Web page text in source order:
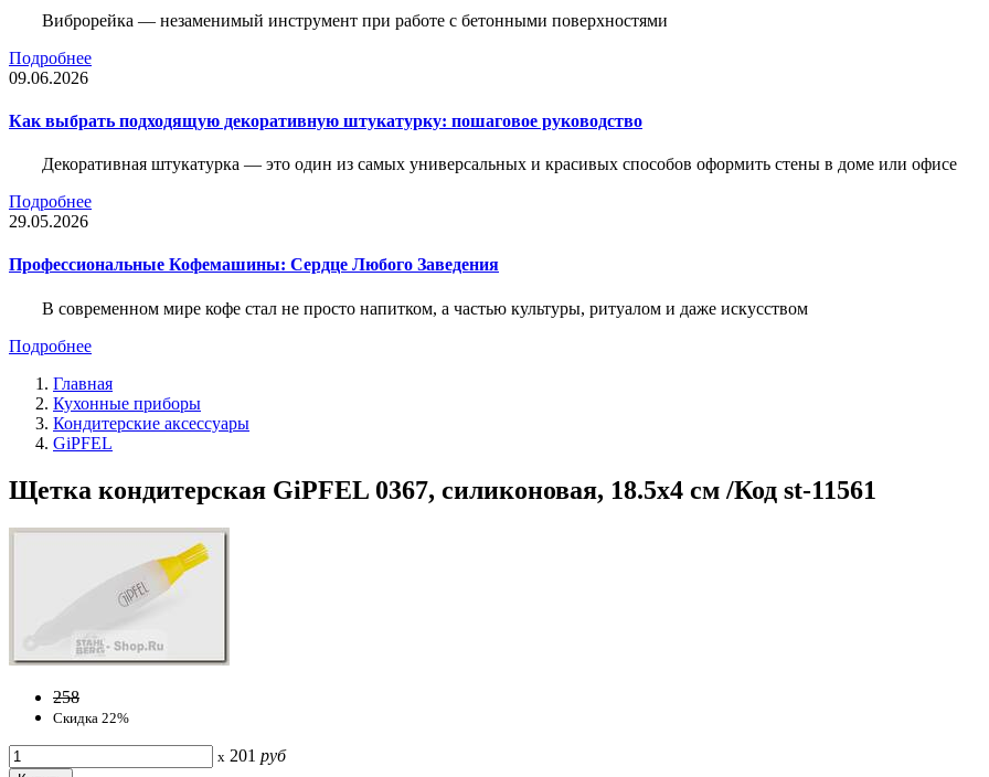
Виброрейка — незаменимый инструмент при работе с бетонными поверхностями
Подробнее
09.06.2026
Как выбрать подходящую декоративную штукатурку: пошаговое руководство
Декоративная штукатурка — это один из самых универсальных и красивых способов оформить стены в доме или офисе
Подробнее
29.05.2026
Профессиональные Кофемашины: Сердце Любого Заведения
В современном мире кофе стал не просто напитком, а частью культуры, ритуалом и даже искусством
Подробнее
Главная
Кухонные приборы
Кондитерские аксессуары
GiPFEL
Щетка кондитерская GiPFEL 0367, силиконовая, 18.5х4 см /Код st-11561
258
Скидка 22%
x 201 руб